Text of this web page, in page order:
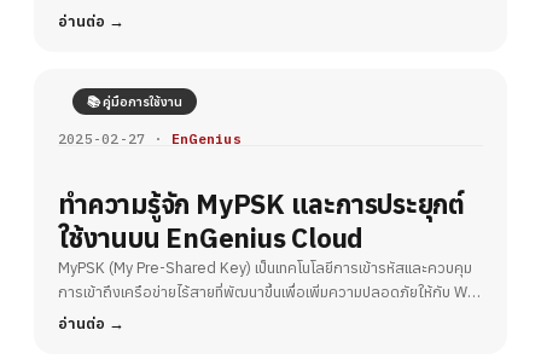
อ่านต่อ
📚 คู่มือการใช้งาน
2025-02-27 · EnGenius
ทำความรู้จัก MyPSK และการประยุกต์
ใช้งานบน EnGenius Cloud
MyPSK (My Pre-Shared Key) เป็นเทคโนโลยีการเข้ารหัสและควบคุม
การเข้าถึงเครือข่ายไร้สายที่พัฒนาขึ้นเพื่อเพิ่มความปลอดภัยให้กับ Wi-
Fi
อ่านต่อ